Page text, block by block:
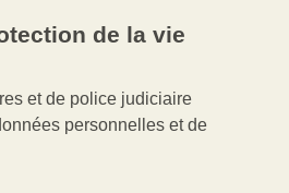
de la vie
et de police judiciaire
personnelles et de